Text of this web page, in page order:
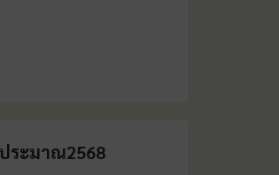
ระมาณ2568